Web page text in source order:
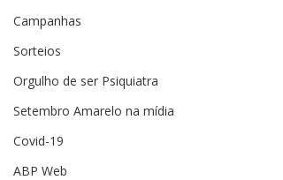
Campanhas
Sorteios
Orgulho de ser Psiquiatra
Setembro Amarelo na mídia
Covid-19
ABP Web